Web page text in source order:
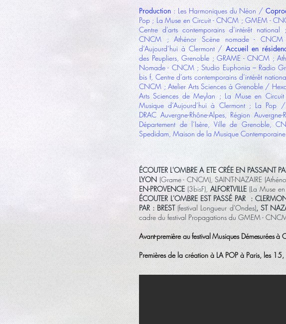
Production : Les Harmoniques du Néon /
Pop ; La Muse en Circuit - CNCM ; GMEM -
Centre d’arts contemporains d’intérêt
CNCM ; Athénor Scène nomade -
d’Aujourd’hui à Clermont / Accueil en
des Peupliers, Grenoble ; GRAME - CNCM ;
Nomade - CNCM ; Studio Euphonia – Radio
bis f, Centre d’arts contemporains d’intérêt
CNCM ; Atelier Arts Sciences à Grenoble /
Arts Sciences de Meylan ; La Muse en
Musique d’Aujourd’hui à Clermont ; La Pop /
DRAC Auvergne-Rhône-Alpes, Région Auvergne-
Département de l’Isère, Ville de Grenoble,
Spedidam, Maison de la Musique Contemporaine
ÉCOUTER L'OMBRE A ETE CRÉE EN PASSANT
LYON (Grame - CNCM), SAINT-NAZAIRE
EN-PROVENCE (3bisF), ALFORTVILLE (La Muse
ÉCOUTER L'OMBRE EST PASSÉ PAR :
PAR : BREST(festival Longueur d'Ondes), ST
cadre du festival Propagations du GMEM -
Avant-première au festival Musiques Démesurées
Premières de la création à LA POP à Paris, les